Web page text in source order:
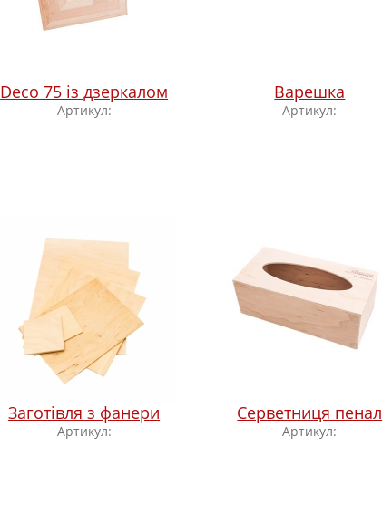
Deco 75 із дзеркалом
Артикул:
Варешка
Артикул:
Заготівля з фанери
Артикул:
Серветниця пенал
Артикул: